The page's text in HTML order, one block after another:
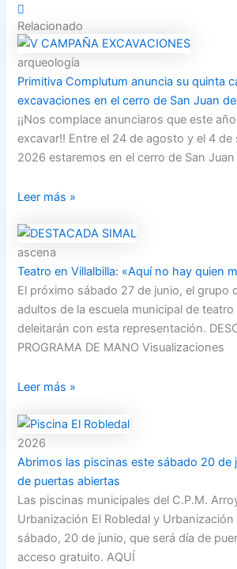
Relacionado
arqueología
Primitiva Complutum anuncia su quinta
excavaciones en el cerro de San Juan
¡¡Nos complace anunciaros que este
excavar!! Entre el 24 de agosto y el 4 de
2026 estaremos en el cerro de San
Leer más »
ascena
Teatro en Villalbilla: «Aquí no hay quien
El próximo sábado 27 de junio, el grupo
adultos de la escuela municipal de
deleitarán con esta representación.
PROGRAMA DE MANO Visualizaciones
Leer más »
2026
Abrimos las piscinas este sábado 20 de
de puertas abiertas
Las piscinas municipales del C.P.M.
Urbanización El Robledal y Urbanización
sábado, 20 de junio, que será día de
acceso gratuito. AQUÍ